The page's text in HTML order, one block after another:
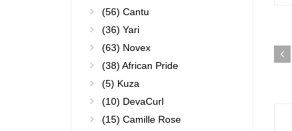
(56) Cantu
(36) Yari
(63) Novex
(38) African Pride
(5) Kuza
(10) DevaCurl
(15) Camille Rose